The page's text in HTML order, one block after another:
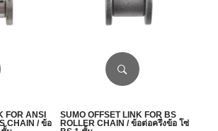
FOR ANSI
CHAIN / ข้อ
SUMO OFFSET LINK FOR BS
ROLLER CHAIN / ข้อต่อครึ่งข้อ โซ่